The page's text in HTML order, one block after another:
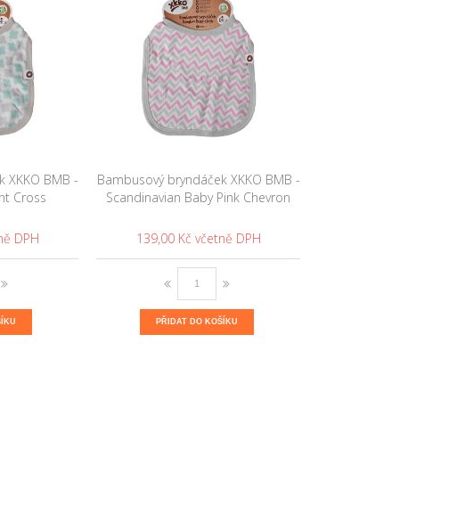
XKKO BMB -
Cross
Bambusový bryndáček XKKO BMB -
Scandinavian Baby Pink Chevron
139,00 Kč
PŘIDAT DO KOŠÍKU